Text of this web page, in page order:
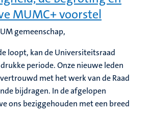
MUMC+ voorstel
gemeenschap,
loopt, kan de Universiteitsraad
periode. Onze nieuwe leden
met het werk van de Raad
bijdragen. In de afgelopen
ons beziggehouden met een breed